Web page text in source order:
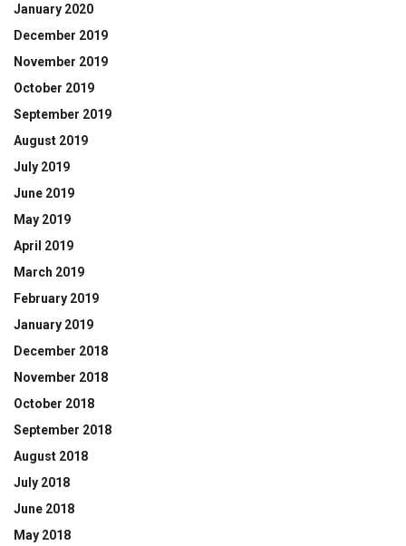
January 2020
December 2019
November 2019
October 2019
September 2019
August 2019
July 2019
June 2019
May 2019
April 2019
March 2019
February 2019
January 2019
December 2018
November 2018
October 2018
September 2018
August 2018
July 2018
June 2018
May 2018